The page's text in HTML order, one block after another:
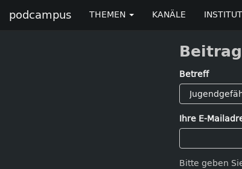
podcampus THEMEN KANÄLE
Betreff
Ihre E-
Bitte geben